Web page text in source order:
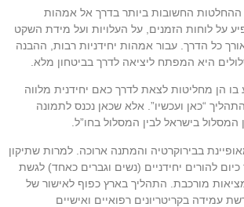
החשובות ביותר בדרך אל אמהות
על לוחות הזמנים, על העלויות ועל מידת השקט
כל הדרך. עבור אמהות יחידניות רבות, ההבנה
היא המפתח ליציאה לדרך בביטחון מלא.
בו הן מחליטות לצאת לדרך כאם יחידנית מלווה
“כאן ועכשיו”. אלא שכאן נכנס לתמונה
בישראל לבין המסלול בחו”ל.
בבירוקרטיה והמתנה ארוכה. למרות שתיקון
להורים יחידניים (נשים וגברים כאחד) לגשת
מורכבת. התהליך בארץ כפוף לאישור של
עמידה בקריטריונים רפואיים ואישיים